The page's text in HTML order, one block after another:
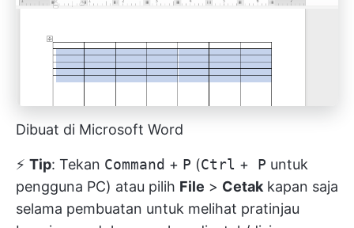
Dibuat di Microsoft Word
⚡️ Tip: Tekan Command + P (Ctrl + P untuk
pengguna PC) atau pilih File > Cetak kapan saja
selama pembuatan untuk melihat pratinjau